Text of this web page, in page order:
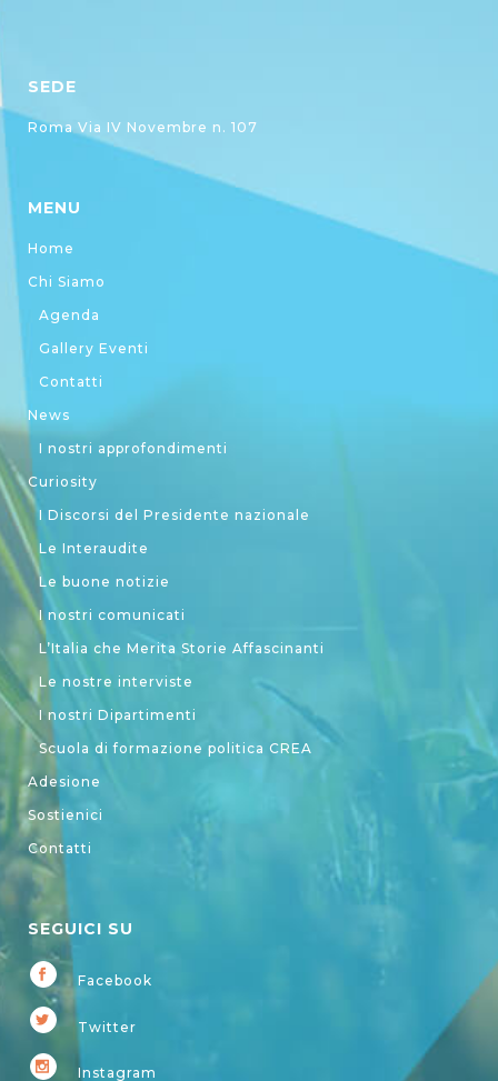
SEDE
Roma Via IV Novembre n. 107
MENU
Home
Chi Siamo
Agenda
Gallery Eventi
Contatti
News
I nostri approfondimenti
Curiosity
I Discorsi del Presidente nazionale
Le Interaudite
Le buone notizie
I nostri comunicati
L’Italia che Merita Storie Affascinanti
Le nostre interviste
I nostri Dipartimenti
Scuola di formazione politica CREA
Adesione
Sostienici
Contatti
SEGUICI SU
Facebook
Twitter
Instagram